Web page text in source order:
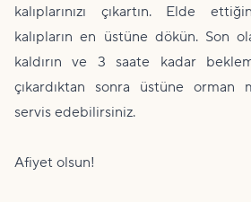
kalıplarınızı çıkartın. Elde
kalıpların en üstüne dökün. Son
kaldırın ve 3 saate kadar
çıkardıktan sonra üstüne orman
servis edebilirsiniz.
Afiyet olsun!